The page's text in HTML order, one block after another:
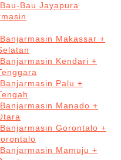
Bau Jayapura
Makassar +
Kendari +
Palu +
Manado +
Gorontalo +
Mamuju +